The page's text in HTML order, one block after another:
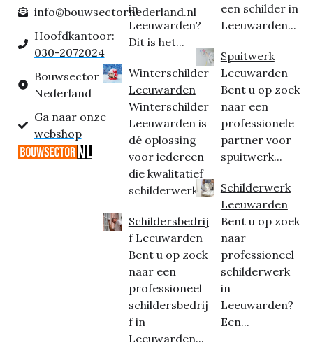
info@bouwsectornederland.nl
Hoofdkantoor:
030-2072024
Bouwsector
Nederland
Ga naar onze
webshop
in
Leeuwarden?
Dit is het...
Winterschilder
Leeuwarden
Winterschilder
Leeuwarden is
dé oplossing
voor iedereen
die kwalitatief
schilderwerk...
Schildersbedrij
f Leeuwarden
Bent u op zoek
naar een
professioneel
schildersbedrij
f in
Leeuwarden...
een schilder in
Leeuwarden...
Spuitwerk
Leeuwarden
Bent u op zoek
naar een
professionele
partner voor
spuitwerk...
Schilderwerk
Leeuwarden
Bent u op zoek
naar
professioneel
schilderwerk
in
Leeuwarden?
Een...